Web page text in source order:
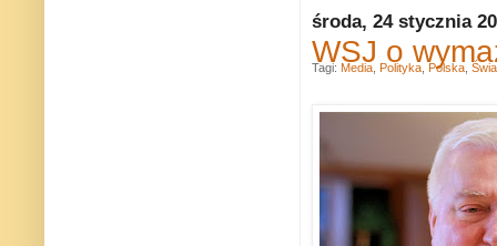
środa, 24 stycznia
WSJ o
Tagi: Media Polityka Polska